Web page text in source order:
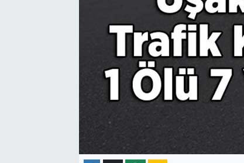
HABERDE İNSAN
KAMPANYALAR